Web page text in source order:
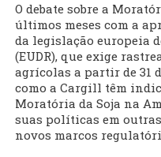
O debate sobre a
últimos meses com a
da legislação europeia
(EUDR), que exige
agrícolas a partir de 31
como a Cargill têm
Moratória da Soja na
suas políticas em
novos marcos